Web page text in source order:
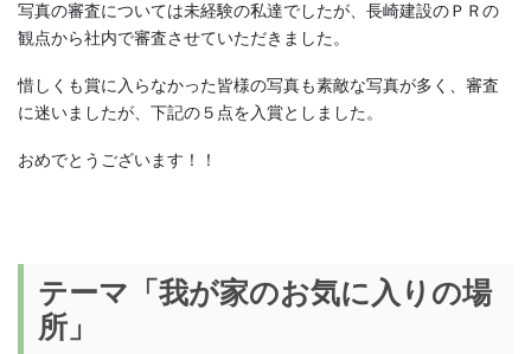
写真の審査については未経験の私達でしたが、長崎建設のＰＲの
観点から社内で審査させていただきました。
惜しくも賞に入らなかった皆様の写真も素敵な写真が多く、審査
に迷いましたが、下記の５点を入賞としました。
おめでとうございます！！
テーマ「我が家のお気に入りの場
所」